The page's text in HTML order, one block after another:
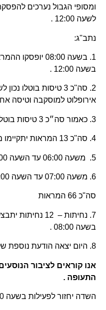
לשעה 12:00 .
נתב"ג:
1. בשעה 08:00
בשעה 12:00 .
2. סה"כ 3 טיסות
אירופלוט למוסקבה וטיסה
3. כאמור סה״כ 3 טיסות בוטלו.
4. סה"כ 13 המראות יתקיימו משעה 0500 עד 06:00 .
5. משעה 06:00 עד השעה 07:00 יתבצעו 27 המראות.
6. משעה 07:00 עד השעה 08:00 יהיו 26 המראות .
סה"כ 66 המראות
בשעה 08:00 .
8. היום יצאה הודעת נוספת של נוטאם על שביתה בישראל.
אנו קוראים לציבור
התעופה .
השדה יחזור לפעילות בשעה 12:00